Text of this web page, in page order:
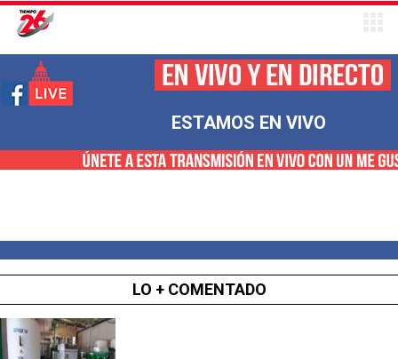
ESTAMOS EN VIVO
LO + COMENTADO